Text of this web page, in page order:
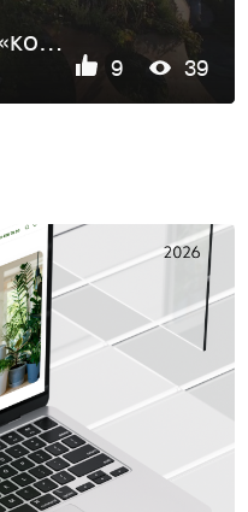
Как мы превратили «компанию по посадке деревьев» в статусное бюро
9 39